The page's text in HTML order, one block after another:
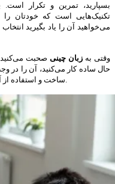
بسپارید، تمرین و تکرار است.
تکنیک‌هایی است که خودتان
می‌خواهید آن را یاد بگیرید انتخاب
وقتی به زبان چینی صحبت
حال ساده کار می‌کنید، آن را در
ساخت و استفاده از آن‌ها مهارت کافی پیدا کردید، تمرین را رها نکنید.